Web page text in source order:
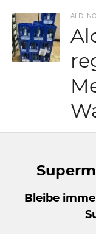
ALDI
Bleibe